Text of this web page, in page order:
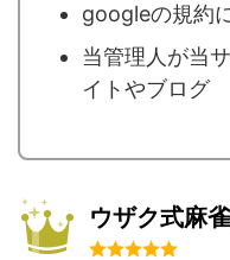
googleの規約
当管理人が当
イトやブログ
ウザク式麻